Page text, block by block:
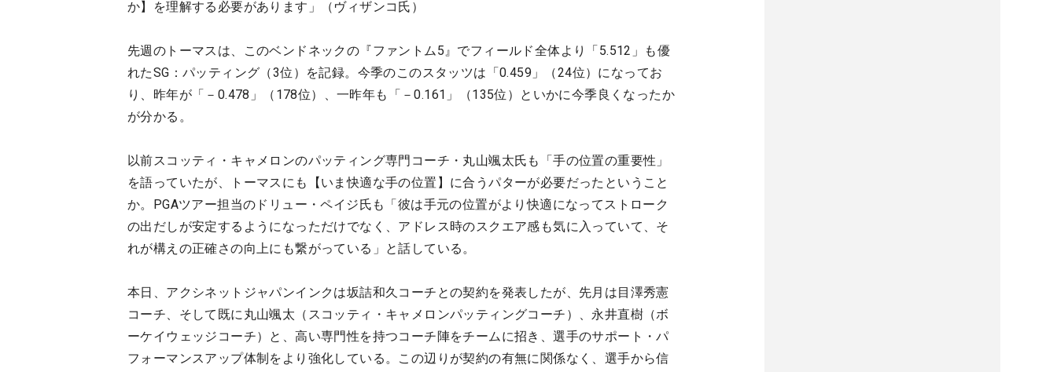
か】を理解する必要があります」（ヴィザンコ氏）
先週のトーマスは、このベンドネックの『ファントム5』でフィールド全体より「5.512」も優
れたSG：パッティング（3位）を記録。今季のこのスタッツは「0.459」（24位）になってお
り、昨年が「－0.478」（178位）、一昨年も「－0.161」（135位）といかに今季良くなったか
が分かる。
以前スコッティ・キャメロンのパッティング専門コーチ・丸山颯太氏も「手の位置の重要性」
を語っていたが、トーマスにも【いま快適な手の位置】に合うパターが必要だったということ
か。PGAツアー担当のドリュー・ペイジ氏も「彼は手元の位置がより快適になってストローク
の出だしが安定するようになっただけでなく、アドレス時のスクエア感も気に入っていて、そ
れが構えの正確さの向上にも繋がっている」と話している。
本日、アクシネットジャパンインクは坂詰和久コーチとの契約を発表したが、先月は目澤秀憲
コーチ、そして既に丸山颯太（スコッティ・キャメロンパッティングコーチ）、永井直樹（ボ
ーケイウェッジコーチ）と、高い専門性を持つコーチ陣をチームに招き、選手のサポート・パ
フォーマンスアップ体制をより強化している。この辺りが契約の有無に関係なく、選手から信